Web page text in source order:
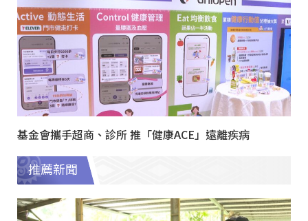
基金會攜手超商、診所 推「健康ACE」遠離疾病
推薦新聞